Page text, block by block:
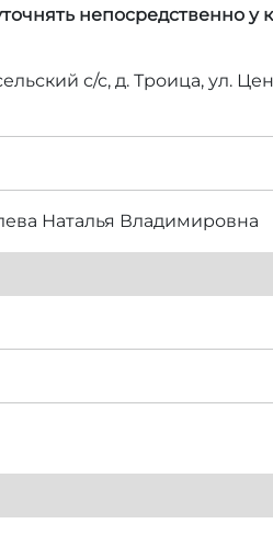
непосредственно у
с/с, д. Троица, ул.
Наталья Владимировна